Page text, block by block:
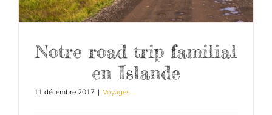
Notre road trip familial
en Islande
11 décembre 2017 | Voyages